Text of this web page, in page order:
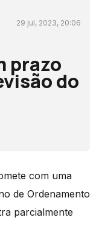
29 jul, 2023, 20:06
prazo
do
com uma
de Ordenamento
parcialmente